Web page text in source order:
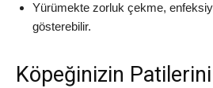
Yürümekte zorluk çekme,
gösterebilir.
Köpeğinizin